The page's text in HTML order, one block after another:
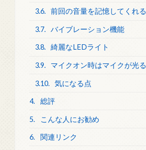
3.6. 前回の音量を記憶してくれる
3.7. バイブレーション機能
3.8. 綺麗なLEDライト
3.9. マイクオン時はマイクが光る
3.10. 気になる点
4. 総評
5. こんな人にお勧め
6. 関連リンク